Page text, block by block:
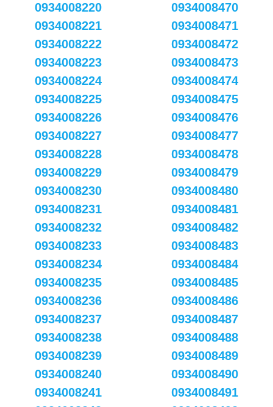
0934008220
0934008221
0934008222
0934008223
0934008224
0934008225
0934008226
0934008227
0934008228
0934008229
0934008230
0934008231
0934008232
0934008233
0934008234
0934008235
0934008236
0934008237
0934008238
0934008239
0934008240
0934008241
0934008470
0934008471
0934008472
0934008473
0934008474
0934008475
0934008476
0934008477
0934008478
0934008479
0934008480
0934008481
0934008482
0934008483
0934008484
0934008485
0934008486
0934008487
0934008488
0934008489
0934008490
0934008491